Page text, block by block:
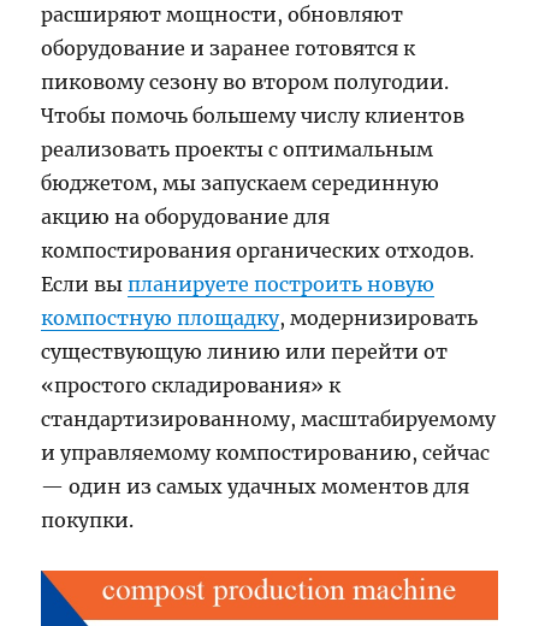
расширяют мощности, обновляют
оборудование и заранее готовятся к
пиковому сезону во втором полугодии.
Чтобы помочь большему числу клиентов
реализовать проекты с оптимальным
бюджетом, мы запускаем серединную
акцию на оборудование для
компостирования органических отходов.
Если выпланируете построить новую
компостную площадку, модернизировать
существующую линию или перейти от
«простого складирования» к
стандартизированному, масштабируемому
и управляемому компостированию, сейчас
— один из самых удачных моментов для
покупки.